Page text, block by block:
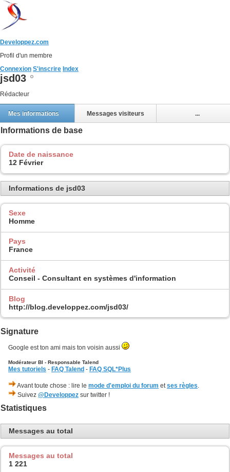
Developpez.com
Profil d'un membre
Connexion S'inscrire Index
jsd03
Rédacteur
Mes informations Messages visiteurs ...
Informations de base
Date de naissance
12 Février
Informations de jsd03
Sexe
Homme
Pays
France
Activité
Conseil - Consultant en systèmes d'information
Blog
http://blog.developpez.com/jsd03/
Signature
Google est ton ami mais ton voisin aussi
Modérateur BI - Responsable Talend
Mes tutoriels - FAQ Talend - FAQ SQL*Plus
Avant toute chose : lire le mode d'emploi du forum etses règles.
Suivez @Developpez sur twitter !
Statistiques
Messages au total
Messages au total
1 221